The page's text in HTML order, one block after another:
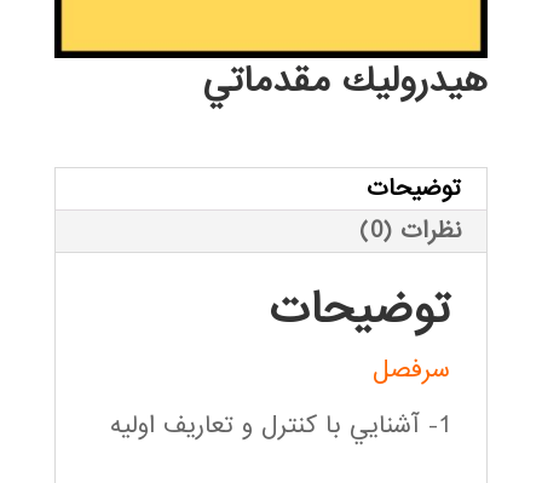
هيدروليك مقدماتي
توضیحات
نظرات (0)
توضیحات
سرفصل
1- آشنايي با كنترل و تعاريف اوليه